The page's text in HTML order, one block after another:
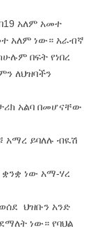
አለም አመተ
አለም ነው። አራብኛ
በፍት የነበረ
ለህዝባችን
አልባ በመሆናቸው
አማረ ይባለሉ ብዪሽ
ነው አማ-ሃረ
ህዝቡን አንድ
ነው። የባህል